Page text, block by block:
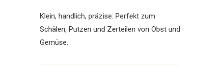
Klein, handlich, präzise: Perfekt zum
Schälen, Putzen und Zerteilen von Obst und
Gemüse.